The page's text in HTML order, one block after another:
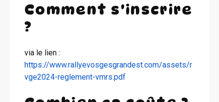
Comment s'inscrire
?
via le lien :
https://www.rallyevosgesgrandest.com/assets/r
vge2024-reglement-vmrs.pdf